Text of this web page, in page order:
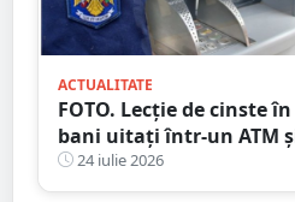
ACTUALITATE
FOTO. Lecție de cinste
bani uitați într-un ATM
să stea pe gânduri
24 iulie 2026